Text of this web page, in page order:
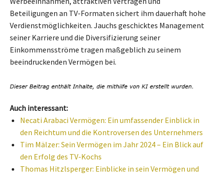
Beteiligungen an TV-Formaten sichert ihm dauerhaft hohe
Verdienstmöglichkeiten. Jauchs geschicktes Management
seiner Karriere und die Diversifizierung seiner
Einkommensströme tragen maßgeblich zu seinem
beeindruckenden Vermögen bei.
Auch interessant:
Necati Arabaci Vermögen: Ein umfassender Einblick in
den Reichtum und die Kontroversen des Unternehmers
Tim Mälzer: Sein Vermögen im Jahr 2024 – Ein Blick auf
den Erfolg des TV-Kochs
Thomas Hitzlsperger: Einblicke in sein Vermögen und